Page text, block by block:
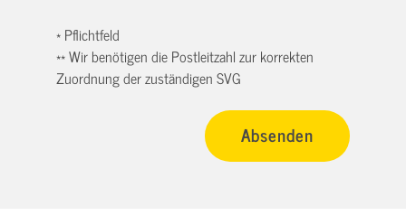
* Pflichtfeld
** Wir benötigen die Postleitzahl zur korrekten
Zuordnung der zuständigen SVG